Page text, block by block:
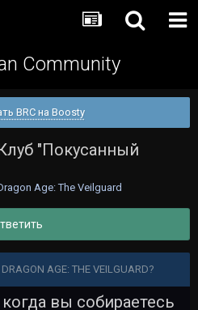
Community
BRC на Boosty
"Покусанный
Age: The Veilguard
AGE: THE VEILGUARD?
вы собираетесь